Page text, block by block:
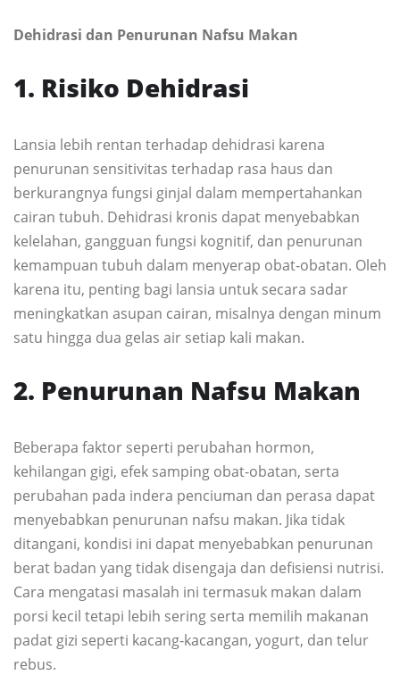
Dehidrasi dan Penurunan Nafsu Makan
1. Risiko Dehidrasi
Lansia lebih rentan terhadap dehidrasi karena
penurunan sensitivitas terhadap rasa haus dan
berkurangnya fungsi ginjal dalam mempertahankan
cairan tubuh. Dehidrasi kronis dapat menyebabkan
kelelahan, gangguan fungsi kognitif, dan penurunan
kemampuan tubuh dalam menyerap obat-obatan. Oleh
karena itu, penting bagi lansia untuk secara sadar
meningkatkan asupan cairan, misalnya dengan minum
satu hingga dua gelas air setiap kali makan.
2. Penurunan Nafsu Makan
Beberapa faktor seperti perubahan hormon,
kehilangan gigi, efek samping obat-obatan, serta
perubahan pada indera penciuman dan perasa dapat
menyebabkan penurunan nafsu makan. Jika tidak
ditangani, kondisi ini dapat menyebabkan penurunan
berat badan yang tidak disengaja dan defisiensi nutrisi.
Cara mengatasi masalah ini termasuk makan dalam
porsi kecil tetapi lebih sering serta memilih makanan
padat gizi seperti kacang-kacangan, yogurt, dan telur
rebus.